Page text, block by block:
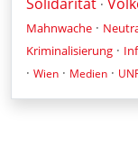
·
Mahnwache ·
Kriminalisierung ·
· Wien · Medien ·